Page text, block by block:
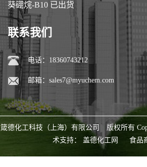
葵硼烷-B10 已出货
联系我们
电话：18360743212
邮箱： sales7@myuchem.com
箴德化工科技（上海）有限公司 版权所有
术支持： 盖德化工网 食品